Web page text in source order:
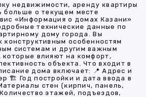
недвижимости, аренду квартиры
больше о текущем месте
«Информация о домах Казани»
технические данные по
дому города. Вы
конструктивным особенностям
системам и другим важным
которые влияют на комфорт,
объекта. Что входит в
дома включает: 📍 Адрес и
🏗 Год постройки и дата ввода в
стен (кирпич, панель,
этажей, подъездов,